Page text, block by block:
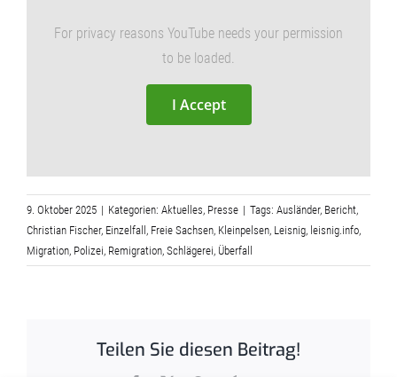
For privacy reasons YouTube needs your permission
to be loaded.
I Accept
9. Oktober 2025 | Kategorien: Aktuelles, Presse | Tags: Ausländer, Bericht,
Christian Fischer, Einzelfall , Freie Sachsen, Kleinpelsen, Leisnig, leisnig.info,
Migration, Polizei, Remigration, Schlägerei, Überfall
Teilen Sie diesen Beitrag!